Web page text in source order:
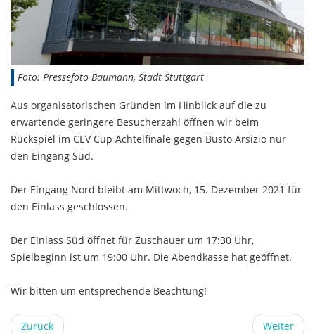
Foto: Pressefoto Baumann, Stadt Stuttgart
Aus organisatorischen Gründen im Hinblick auf die zu
erwartende geringere Besucherzahl öffnen wir beim
Rückspiel im CEV Cup Achtelfinale gegen Busto Arsizio nur
den Eingang Süd.
Der Eingang Nord bleibt am Mittwoch, 15. Dezember 2021 für
den Einlass geschlossen.
Der Einlass Süd öffnet für Zuschauer um 17:30 Uhr,
Spielbeginn ist um 19:00 Uhr. Die Abendkasse hat geöffnet.
Wir bitten um entsprechende Beachtung!
Zurück Weiter